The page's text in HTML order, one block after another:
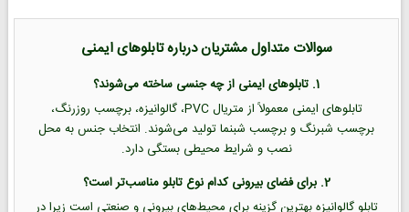
سوالات متداول مشتریان درباره تابلوهای ایمنی
1. تابلوهای ایمنی از چه جنسی ساخته می‌شوند؟
تابلوهای ایمنی معمولاً از متریال PVC، گالوانیزه، برچسب روزرنگ،
برچسب شبرنگ و برچسب شبنما تولید می‌شوند. انتخاب جنس به محل
نصب و شرایط محیطی بستگی دارد.
2. برای فضای بیرونی کدام نوع تابلو مناسب‌تر است؟
تابلو گالوانیزه بهترین گزینه برای محیط‌های بیرونی و صنعتی است زیرا در